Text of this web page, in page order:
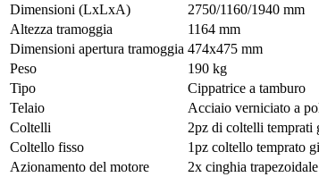
Dimensioni (LxLxA)
2750/1160/1940 mm
Altezza tramoggia
1164 mm
Dimensioni apertura tramoggia 474x475 mm
Peso
190 kg
Tipo
Cippatrice a tamburo
Telaio
Acciaio verniciato a
Coltelli
2pz di coltelli temprati
Coltello fisso
1pz coltello temprato
Azionamento del motore
2x cinghia